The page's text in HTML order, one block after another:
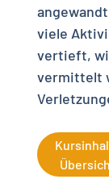
viele
vertieft,
vermittelt